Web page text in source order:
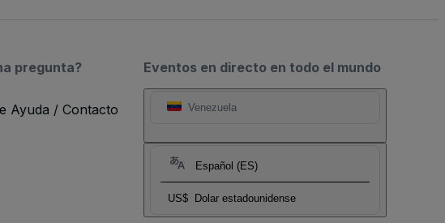
Eventos en directo en todo el mundo
Venezuela
Español (ES)
US$ Dolar estadounidense
pregunta?
Ayuda / Contacto